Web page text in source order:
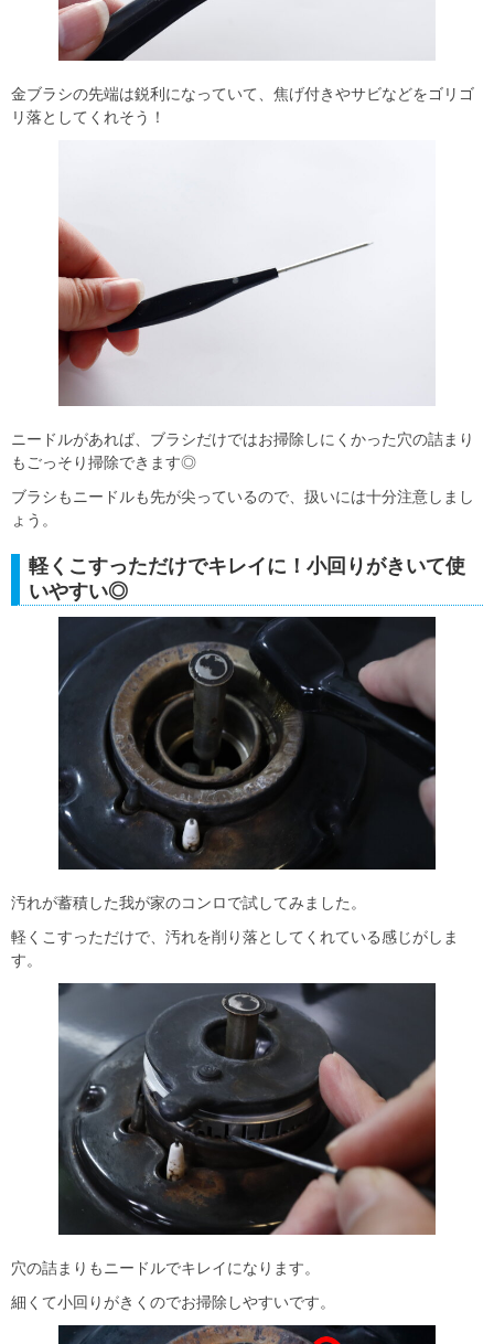
金ブラシの先端は鋭利になっていて、焦げ付きやサビなどをゴリゴ
リ落としてくれそう！
ニードルがあれば、ブラシだけではお掃除しにくかった穴の詰まり
もごっそり掃除できます◎
ブラシもニードルも先が尖っているので、扱いには十分注意しまし
ょう。
軽くこすっただけでキレイに！小回りがきいて使
いやすい◎
汚れが蓄積した我が家のコンロで試してみました。
軽くこすっただけで、汚れを削り落としてくれている感じがしま
す。
穴の詰まりもニードルでキレイになります。
細くて小回りがきくのでお掃除しやすいです。